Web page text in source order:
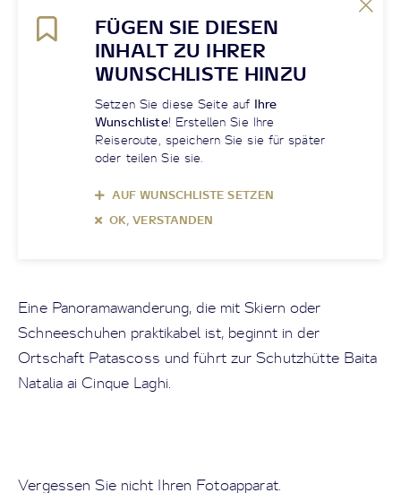
FÜGEN SIE DIESEN
INHALT ZU IHRER
WUNSCHLISTE HINZU
Setzen Sie diese Seite auf Ihre
Wunschliste! Erstellen Sie Ihre
Reiseroute, speichern Sie sie für später
oder teilen Sie sie.
AUF WUNSCHLISTE SETZEN
OK, VERSTANDEN
Eine Panoramawanderung, die mit Skiern oder
Schneeschuhen praktikabel ist, beginnt in der
Ortschaft Patascoss und führt zur Schutzhütte Baita
Natalia ai Cinque Laghi.
Vergessen Sie nicht Ihren Fotoapparat.